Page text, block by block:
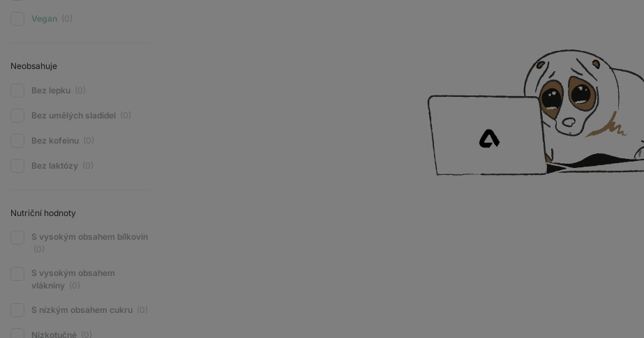
Vegan (0)
Neobsahuje
Bez lepku (0)
Bez umělých sladidel (0)
Bez kofeinu (0)
Bez laktózy (0)
Nutriční hodnoty
S vysokým obsahem bílkovin
(0)
S vysokým obsahem
vlákniny
(0)
S nízkým obsahem cukru (0)
Nízkotučné (0)